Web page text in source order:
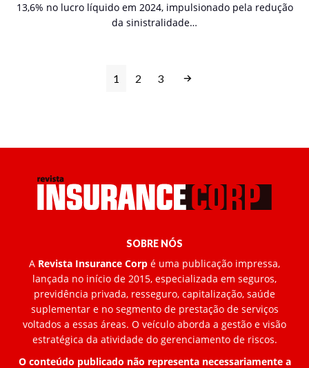
13,6% no lucro líquido em 2024, impulsionado pela redução
da sinistralidade…
1 2 3
SOBRE NÓS
A Revista Insurance Corp é uma publicação impressa,
lançada no início de 2015, especializada em seguros,
previdência privada, resseguro, capitalização, saúde
suplementar e no segmento de prestação de serviços
voltados a essas áreas. O veículo aborda a gestão e visão
estratégica da atividade do gerenciamento de riscos.
O conteúdo publicado não representa necessariamente a